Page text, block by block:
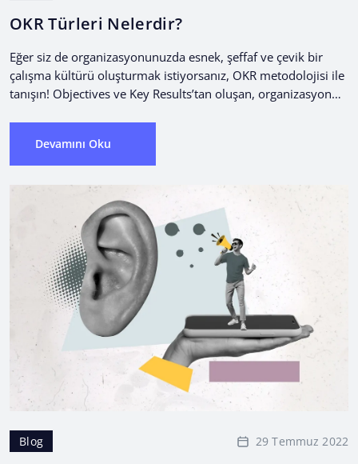
OKR Türleri Nelerdir?
Eğer siz de organizasyonunuzda esnek, şeffaf ve çevik bir
çalışma kültürü oluşturmak istiyorsanız, OKR metodolojisi ile
tanışın! Objectives ve Key Results’tan oluşan, organizasyon
Devamını Oku
Blog 29 Temmuz 2022